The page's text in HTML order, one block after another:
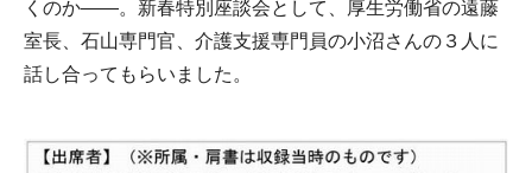
くのか――。新春特別座談会として、厚生労働省の遠藤
室長、石山専門官、介護支援専門員の小沼さんの３人に
話し合ってもらいました。